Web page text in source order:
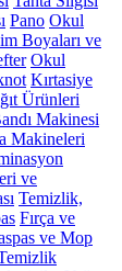
Pano Okul
Boyaları ve
Okul
Kırtasiye
Ürünleri
Makinesi
Makineleri
ve
Temizlik,
Fırça ve
ve Mop